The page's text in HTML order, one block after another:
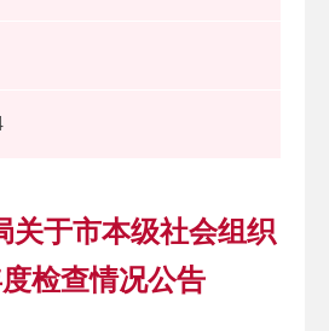
关于市本级社会组织
检查情况公告